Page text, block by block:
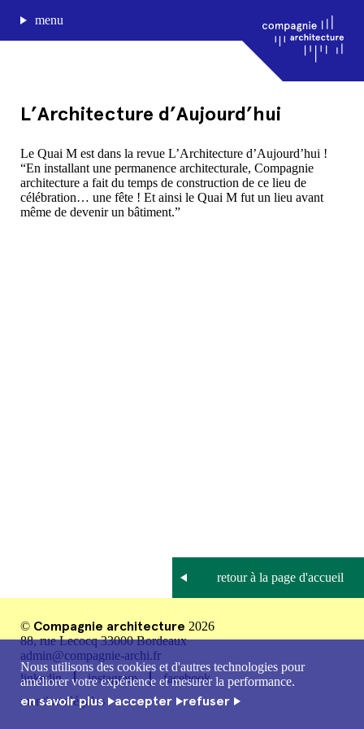
Nous utilisons des cookies et d'autres technologies pour
améliorer votre expérience et mesurer la performance.
en savoir plus accepter refuser
menu
journal de bord
projets
approche
agence
L’Architecture d’Aujourd’hui
Le Quai M est dans la revue L’Architecture d’Aujourd’hui !
“En installant une permanence architecturale, Compagnie
architecture a fait du temps de construction de ce lieu de
célébration… une fête ! Et ainsi le Quai M fut un lieu avant
même de devenir un bâtiment.”
© Compagnie architecture 2026
88, rue Lecocq 33000 Bordeaux
admin@compagnie-archi.fr
linkedin
instagram
facebook
mentions légales